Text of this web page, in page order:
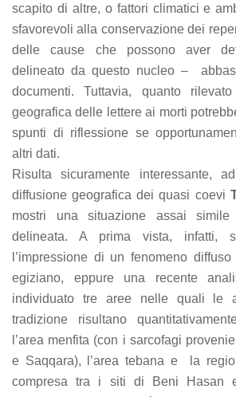
scapito di altre, o fattori climatici e
sfavorevoli alla conservazione dei
delle cause che possono aver
delineato da questo nucleo –
documenti. Tuttavia, quanto
geografica delle lettere ai morti
spunti di riflessione se
altri dati.
Risulta sicuramente interessante,
diffusione geografica dei quasi coevi
mostri una situazione assai
delineata. A prima vista, infatti,
l’impressione di un fenomeno
egiziano, eppure una recente
individuato tre aree nelle quali le
tradizione risultano
l’area menfita (con i sarcofagi
e Saqqara), l’area tebana e la
compresa tra i siti di Beni Hasan